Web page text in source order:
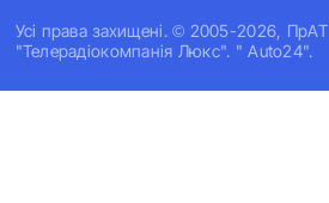
Усi права захищенi. © 2005-2026, ПрАТ
"Телерадіокомпанія Люкс". " Auto24".